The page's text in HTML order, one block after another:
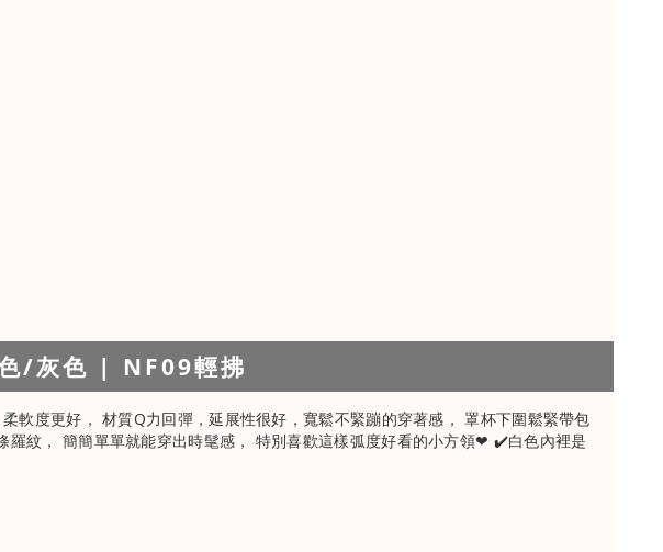
/灰色 | NF09輕拂
軟度更好， 材質Q力回彈，延展性很好，寬鬆不緊蹦的穿著感， 罩杯下圍鬆緊帶包
紋， 簡簡單單就能穿出時髦感， 特別喜歡這樣弧度好看的小方領❤ ✔️白色內裡是